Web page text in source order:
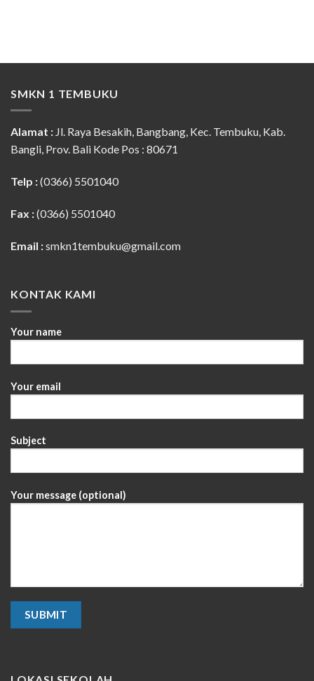
SMKN 1 TEMBUKU
Alamat : Jl. Raya Besakih, Bangbang, Kec. Tembuku, Kab.
Bangli, Prov. Bali Kode Pos : 80671
Telp :(0366) 5501040
Fax :(0366) 5501040
Email :smkn1tembuku@gmail.com
KONTAK KAMI
Your name
Your email
Subject
Your message (optional)